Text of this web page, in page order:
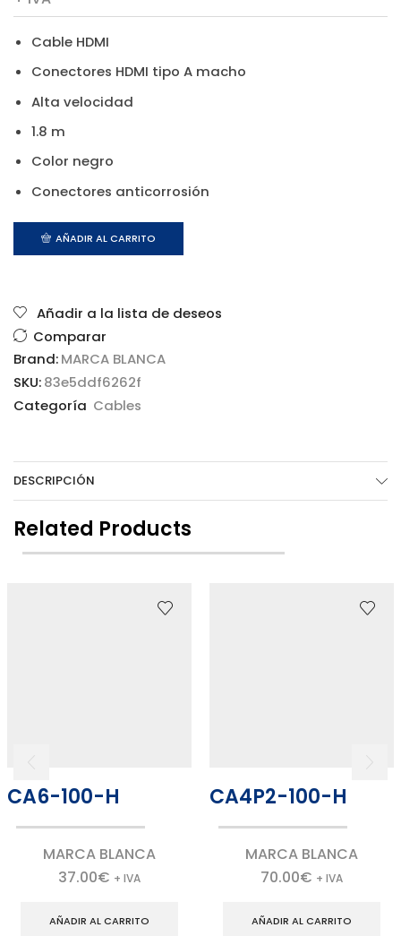
Cable HDMI
Conectores HDMI tipo A macho
Alta velocidad
1.8 m
Color negro
Conectores anticorrosión
AÑADIR AL CARRITO
Añadir a la lista de deseos
Comparar
Brand:MARCA BLANCA
SKU:83e5ddf6262f
Categoría Cables
DESCRIPCIÓN
Related Products
CA6-100-H
MARCA BLANCA
37.00€ + IVA
AÑADIR AL CARRITO
CA4P2-100-H
MARCA BLANCA
70.00€ + IVA
AÑADIR AL CARRITO